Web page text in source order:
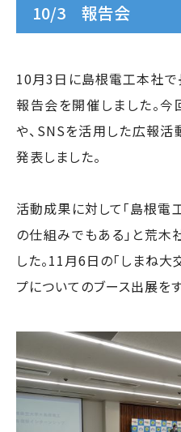
10/3 報告会
10月3日に島根電工本社で
報告会を開催しました。
や、SNSを活用した広報活
発表しました。
活動成果に対して「島根
の仕組みでもある」と荒
した。11月6日の「しまね大
プについてのブース出展を